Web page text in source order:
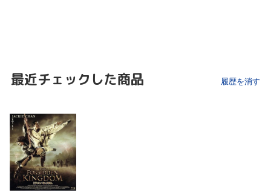
最近チェックした商品 履歴を消す